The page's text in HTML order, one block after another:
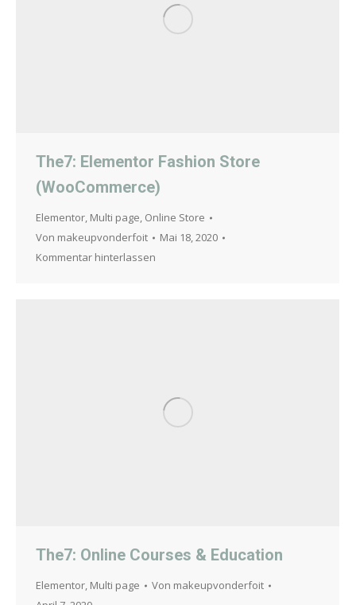
The7: Elementor Fashion Store
(WooCommerce)
Elementor, Multi page, Online Store
Von makeupvonderfoit
Mai 18, 2020
Kommentar hinterlassen
The7: Online Courses & Education
Elementor, Multi page Von makeupvonderfoit